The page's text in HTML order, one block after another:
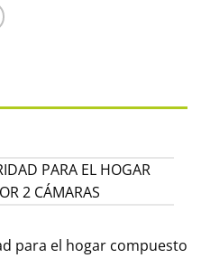
PARA EL HOGAR
2 CÁMARAS
para el hogar compuesto